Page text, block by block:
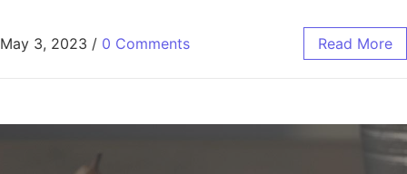
May 3, 2023 / 0 Comments Read More